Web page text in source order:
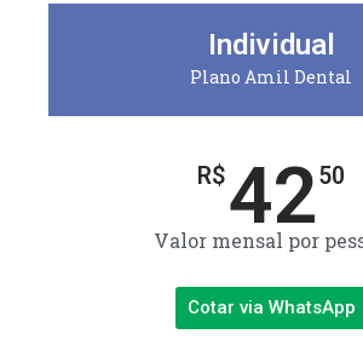
Individual
Plano Amil Dental
R$4250
Valor mensal por
Cotar via WhatsApp